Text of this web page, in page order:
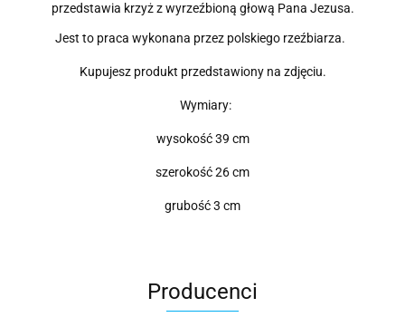
przedstawia krzyż z wyrzeźbioną głową Pana Jezusa.
Jest to praca wykonana przez polskiego rzeźbiarza.
Kupujesz produkt przedstawiony na zdjęciu.
Wymiary:
wysokość 39 cm
szerokość 26 cm
grubość 3 cm
Producenci